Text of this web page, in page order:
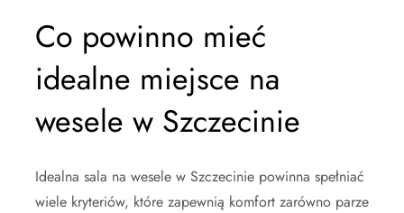
Co powinno mieć
idealne miejsce na
wesele w Szczecinie
Idealna sala na wesele w Szczecinie powinna spełniać
wiele kryteriów, które zapewnią komfort zarówno parze